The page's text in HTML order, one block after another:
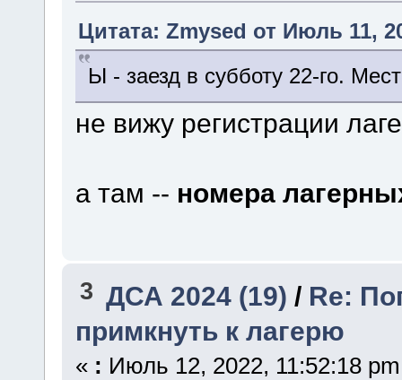
Цитата: Zmysed от Июль 11,
Ы - заезд в субботу 22-го.
не вижу регистрации
а там -- номера
3 ДСА 2024 (19) / Re:
примкнуть к лагерю
« : Июль 12, 2022, 11:52:18